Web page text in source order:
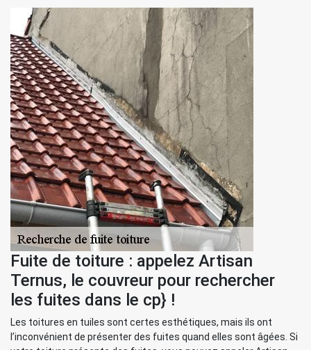
Fuite de toiture : appelez Artisan
Ternus, le couvreur pour rechercher
les fuites dans le cp} !
Les toitures en tuiles sont certes esthétiques, mais ils ont
l’inconvénient de présenter des fuites quand elles sont âgées. Si